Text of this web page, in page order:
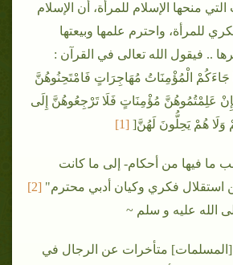
منحها الإسلام للمرأة، أن الإسلام
للمرأة، واحترم علمها وبيعتها
.. فيقول الله تعالى في القرآن :
جَاءَكُمْ الْمُؤْمِنَاتُ مُهَاجِرَاتٍ فَامْتَحِنُوهُنَّ
فَإِنْ عَلِمْتُمُوهُنَّ مُؤْمِنَاتٍ فَلَا تَرْجِعُوهُنَّ إِلَى
وَلَا هُمْ يَحِلُّونَ لَهُنَّ[ [1
]
ما فيها من أحكام- إلى ما كانت
استقلال فكري وكيان أدبي محترم" [2]
الله عليه و سلم ~
[المسلمات] متأخرات عن الرجال في